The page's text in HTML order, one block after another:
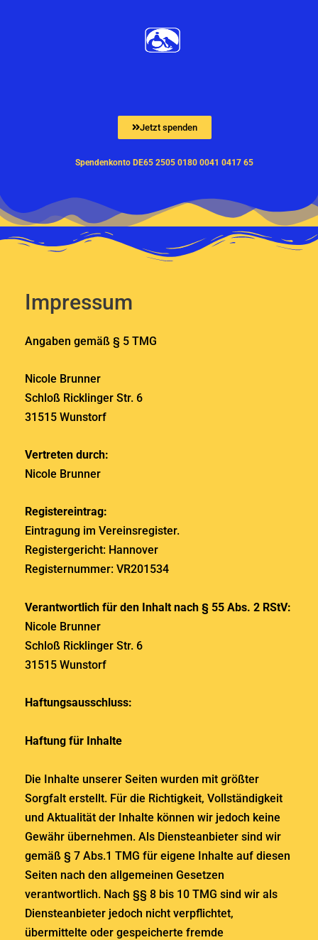
Jetzt spenden
Spendenkonto DE65 2505 0180 0041 0417 65
Impressum
Angaben gemäß § 5 TMG
Nicole Brunner
Schloß Ricklinger Str. 6
31515 Wunstorf
Vertreten durch:
Nicole Brunner
Registereintrag:
Eintragung im Vereinsregister.
Registergericht: Hannover
Registernummer: VR201534
Verantwortlich für den Inhalt nach § 55 Abs. 2 RStV:
Nicole Brunner
Schloß Ricklinger Str. 6
31515 Wunstorf
Haftungsausschluss:
Haftung für Inhalte
Die Inhalte unserer Seiten wurden mit größter
Sorgfalt erstellt. Für die Richtigkeit, Vollständigkeit
und Aktualität der Inhalte können wir jedoch keine
Gewähr übernehmen. Als Diensteanbieter sind wir
gemäß § 7 Abs.1 TMG für eigene Inhalte auf diesen
Seiten nach den allgemeinen Gesetzen
verantwortlich. Nach §§ 8 bis 10 TMG sind wir als
Diensteanbieter jedoch nicht verpflichtet,
übermittelte oder gespeicherte fremde